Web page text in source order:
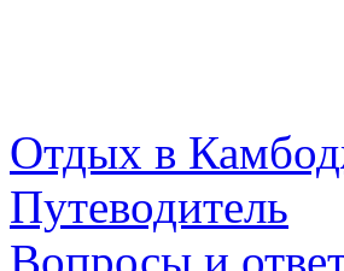
Отдых в
Путеводитель
Вопросы и